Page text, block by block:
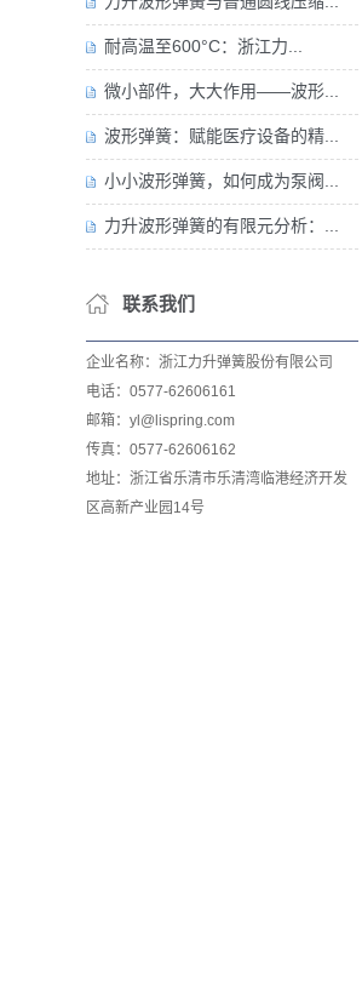
耐高温至600°C：浙江力...
微小部件，大大作用——波形...
波形弹簧：赋能医疗设备的精...
小小波形弹簧，如何成为泵阀...
力升波形弹簧的有限元分析：...
联系我们
企业名称：浙江力升弹簧股份有限公司
电话：0577-62606161
邮箱：yl@lispring.com
传真：0577-62606162
地址：浙江省乐清市乐清湾临港经济开发
区高新产业园14号